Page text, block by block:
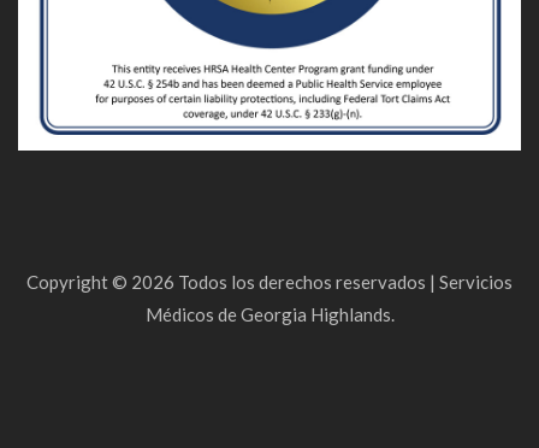
Copyright © 2026 Todos los derechos reservados | Servicios
Médicos de Georgia Highlands.